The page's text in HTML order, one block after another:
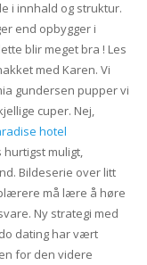
i innhald og struktur.
end opbygger i
blir meget bra ! Les
med Karen. Vi
gundersen pupper vi
cuper. Nej,
hotel
muligt,
Bildeserie over litt
må lære å høre
Ny strategi med
dating har vært
for den videre